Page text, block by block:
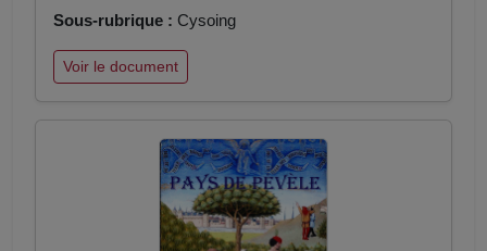
Sous-rubrique : Cysoing
Voir le document